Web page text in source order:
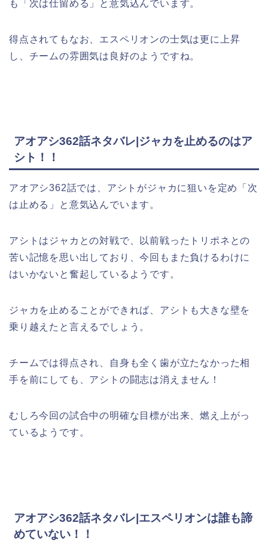
も「次は仕留める」と意気込んでいます。
得点されてもなお、エスペリオンの士気は更に上昇
し、チームの雰囲気は良好のようですね。
アオアシ362話ネタバレ|ジャカを止めるのはア
シト！！
アオアシ362話では、アシトがジャカに狙いを定め「次
は止める」と意気込んでいます。
アシトはジャカとの対戦で、以前戦ったトリポネとの
苦い記憶を思い出しており、今回もまた負けるわけに
はいかないと奮起しているようです。
ジャカを止めることができれば、アシトも大きな壁を
乗り越えたと言えるでしょう。
チームでは得点され、自身も全く歯が立たなかった相
手を前にしても、アシトの闘志は消えません！
むしろ今回の試合中の明確な目標が出来、燃え上がっ
ているようです。
アオアシ362話ネタバレ|エスペリオンは誰も諦
めていない！！